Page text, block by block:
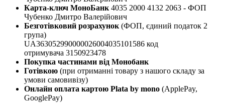
Карта-ключ МоноБанк 4035 2000 4132 2063 - ФОП
Чубенко Дмитро Валерійович
Безготівковий розрахунок (ФОП, єдиний податок 2
група)
UA363052990000026004035101586 код
отримувача 3150923478
Покупка частинами від Монобанк
Готівкою (при отриманні товару з нашого складу за
умови самовивізу)
Онлайн оплата картою Plata by mono (ApplePay,
GooglePay)